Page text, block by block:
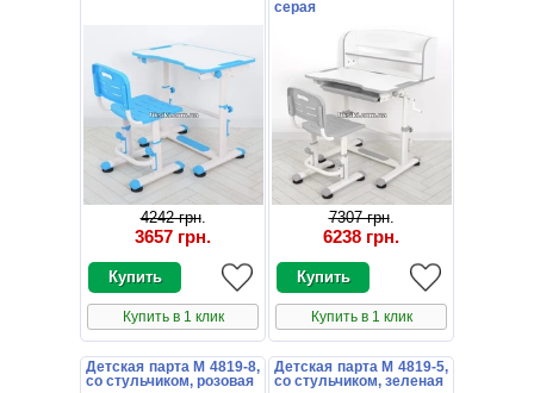
4242 грн.
3657 грн.
Купить в 1 клик
серая
7307 грн.
6238 грн.
Купить в 1 клик
Детская парта M 4819-8,
со стульчиком, розовая
Детская парта M 4819-5,
со стульчиком, зеленая